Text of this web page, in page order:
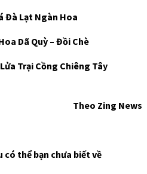
Đà Lạt Ngàn Hoa
Dã Quỳ – Đồi Chè
Trại Cồng Chiêng Tây
Theo Zing News
có thể bạn chưa biết về